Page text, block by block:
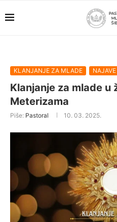
KLANJANJE ZA MLADE NAJAVE
Klanjanje za mlade u
Meterizama
Piše: Pastoral 10. 03. 2025.